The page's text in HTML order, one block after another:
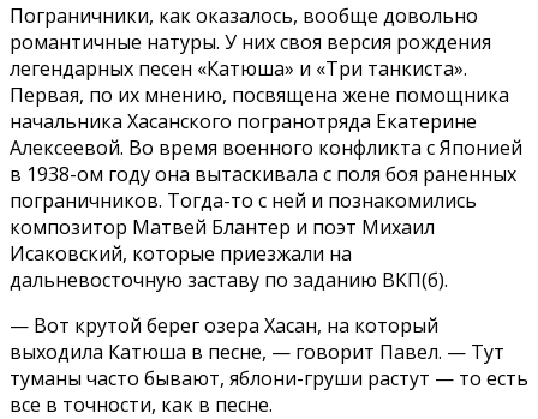
Пограничники, как оказалось, вообще довольно
романтичные натуры. У них своя версия рождения
легендарных песен «Катюша» и «Три танкиста».
Первая, по их мнению, посвящена жене помощника
начальника Хасанского погранотряда Екатерине
Алексеевой. Во время военного конфликта с Японией
в 1938-ом году она вытаскивала с поля боя раненных
пограничников. Тогда-то с ней и познакомились
композитор Матвей Блантер и поэт Михаил
Исаковский, которые приезжали на
дальневосточную заставу по заданию ВКП(б).
— Вот крутой берег озера Хасан, на который
выходила Катюша в песне, — говорит Павел. — Тут
туманы часто бывают, яблони-груши растут — то есть
все в точности, как в песне.